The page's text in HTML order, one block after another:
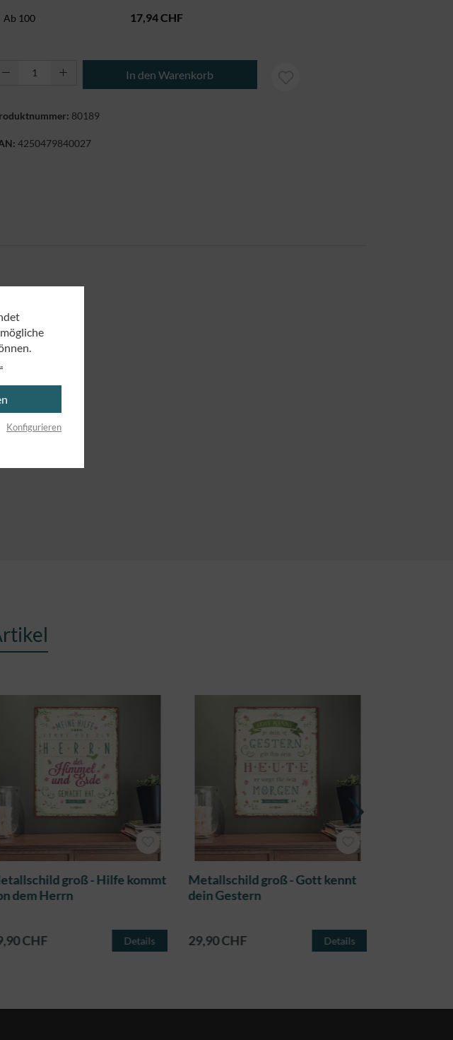
Ab 100 17,94 CHF
Produkt Anzahl: Gib den gewünschten Wert ein oder
In den Warenkorb
80189
4250479840027
groß - Hilfe kommt
dem Herrn
CHF Details
Metallschild groß - Gott kennt
dein Gestern
29,90 CHF Details
Konfigurieren